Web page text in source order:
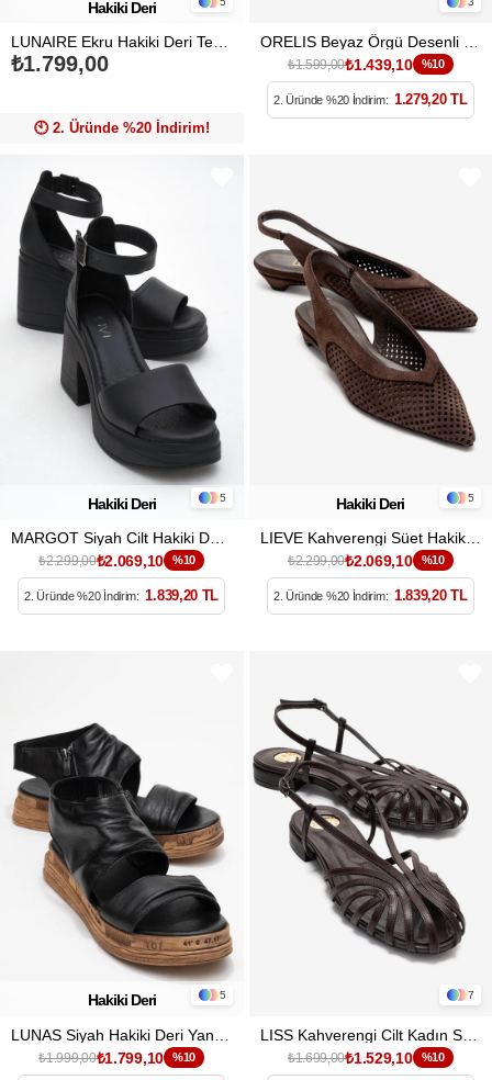
₺1.799,00
🕙️ 2. Üründe %20 İndirim!
Hakiki Deri
₺1.599,00₺1.439,10 %10
2. Üründe %20 İndirim: 1.279,20 TL
5
MARGOT Siyah Cilt Hakiki Deri Kadın Platform Topuklu Sandalet
₺2.299,00₺2.069,10 %10
2. Üründe %20 İndirim: 1.839,20 TL
Hakiki Deri 5
LIEVE Kahverengi Süet Hakiki Deri Kadın Alçak Topuklu Ayakkabı
₺2.299,00₺2.069,10 %10
2. Üründe %20 İndirim: 1.839,20 TL
Hakiki Deri
5
₺1.999,00₺1.799,10 %10
Hakiki Deri 7
LISS Kahverengi Cilt Kadın Sandalet
₺1.699,00₺1.529,10 %10